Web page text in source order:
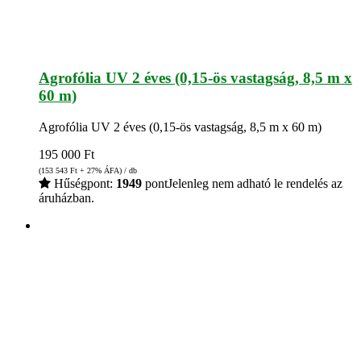
Agrofólia UV 2 éves (0,15-ös vastagság, 8,5 m x
60 m)
Agrofólia UV 2 éves (0,15-ös vastagság, 8,5 m x 60 m)
195 000 Ft
(153 543 Ft + 27% ÁFA) / db
Hűségpont: 1949 pontJelenleg nem adható le rendelés az
áruházban.